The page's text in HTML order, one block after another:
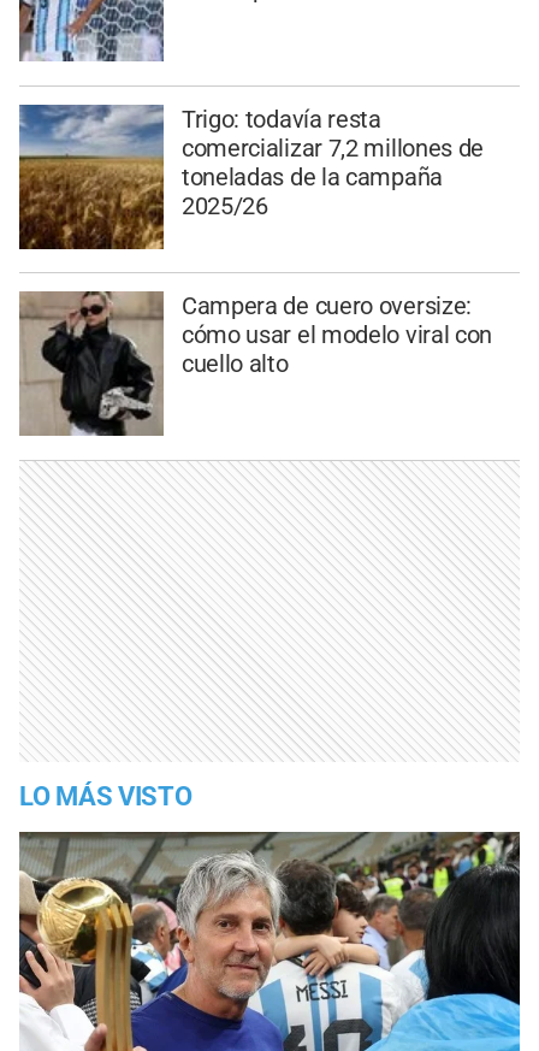
Trigo: todavía resta
comercializar 7,2 millones de
toneladas de la campaña
2025/26
Campera de cuero oversize:
cómo usar el modelo viral con
cuello alto
LO MÁS VISTO